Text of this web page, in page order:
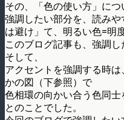
その、「色の使い方」につ
強調したい部分を、読み
は避け」て、明るい色=明
このブログ記事も、強調し
そして、
アクセントを強調する時
かの図（下参照）で
色相環の向かい合う色同
とのことでした。